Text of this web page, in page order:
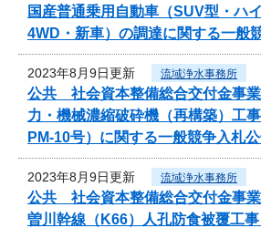
国産普通乗用自動車（SUV型・ハ
4WD・新車）の調達に関する一般
2023年8月9日更新 流域浄水事務所
公共 社会資本整備総合交付金事
力・機械濃縮破砕機（再構築）工
PM-10号）に関する一般競争入札
2023年8月9日更新 流域浄水事務所
公共 社会資本整備総合交付金事
曽川幹線（K66）人孔防食被覆工